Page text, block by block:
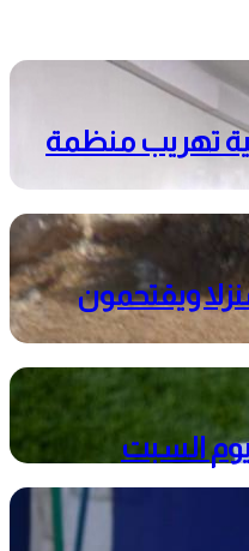
تهريب منظمة
ويقتحمون
السبت